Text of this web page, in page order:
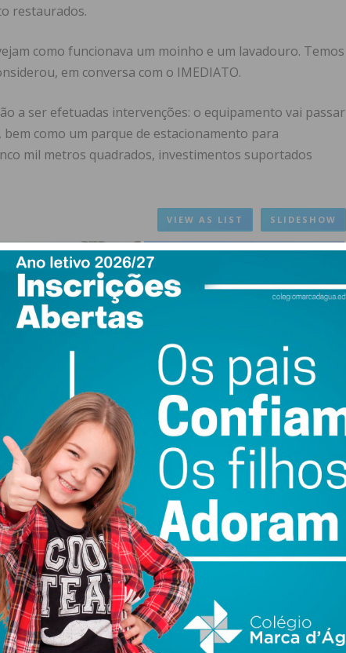
restaurados.
como funcionava um moinho e um lavadouro. Temos
em conversa com o IMEDIATO.
a ser efetuadas intervenções: o equipamento vai passar
como um parque de estacionamento para
mil metros quadrados, investimentos suportados
VIEW AS LIST SLIDESHOW
Meixomil Fotografia: JF Meixomil
do Imediato
e obtenha de forma regular a informação
atualizada.
com ostermos e condições